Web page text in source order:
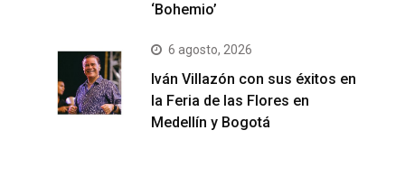
‘Bohemio’
6 agosto, 2026
Iván Villazón con sus éxitos en
la Feria de las Flores en
Medellín y Bogotá